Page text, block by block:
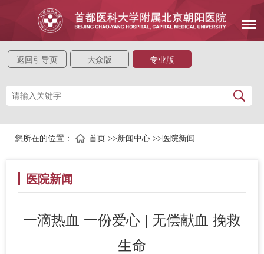
返回引导页 大众版 专业版
您所在的位置： 首页 >>新闻中心 >> 医院新闻
医院新闻
一滴热血 一份爱心 | 无偿献血 挽救
生命